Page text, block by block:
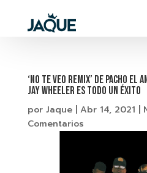
‘NO TE VEO REMIX’ DE PACHO EL
JAY WHEELER ES TODO UN ÉXITO
por Jaque| Abr 14, 2021
Comentarios